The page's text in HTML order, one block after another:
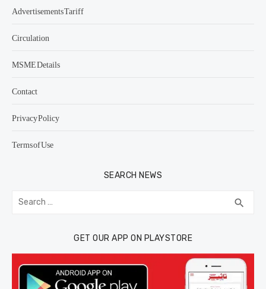
Advertisements Tariff
Circulation
MSME Details
Contact
Privacy Policy
Terms of Use
SEARCH NEWS
Search
for: search
GET OUR APP ON PLAYSTORE